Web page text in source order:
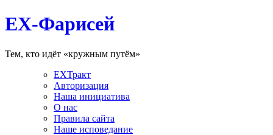
EX-Фарисей
Тем, кто идёт «кружным путём»
EXТракт
Авторизация
Наша инициатива
О нас
Правила сайта
Наше исповедание